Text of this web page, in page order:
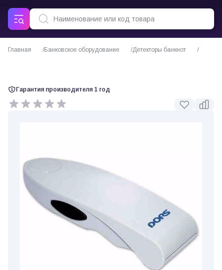
Главная Банковское оборудование
Детекторы банкнот
Гарантия производителя 1 год